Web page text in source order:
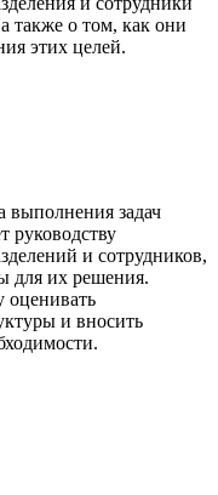
также о том, как они
этих целей.
выполнения задач
руководству
и сотрудников,
для их решения.
оценивать
и вносить